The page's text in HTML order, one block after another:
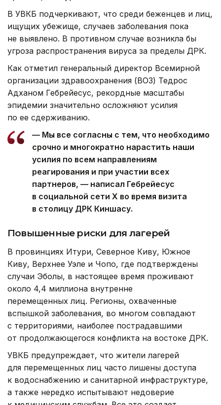
В УВКБ подчеркивают, что среди беженцев и лиц,
ищущих убежище, случаев заболевания пока
не выявлено. В противном случае возникла бы
угроза распространения вируса за пределы ДРК.
Как отметил генеральный директор Всемирной
организации здравоохранения (ВОЗ) Тедрос
Адханом Гебрейесус, рекордные масштабы
эпидемии значительно осложняют усилия
по ее сдерживанию.
— Мы все согласны с тем, что необходимо
срочно и многократно нарастить наши
усилия по всем направлениям
реагирования и при участии всех
партнеров, — написал Гебрейесус
в социальной сети Х во время визита
в столицу ДРК Киншасу.
Повышенные риски для лагерей
В провинциях Итури, Северное Киву, Южное
Киву, Верхнее Уэле и Чопо, где подтверждены
случаи Эболы, в настоящее время проживают
около 4,4 миллиона внутренне
перемещенных лиц. Регионы, охваченные
вспышкой заболевания, во многом совпадают
с территориями, наиболее пострадавшими
от продолжающегося конфликта на востоке ДРК.
УВКБ предупреждает, что жители лагерей
для перемещенных лиц часто лишены доступа
к водоснабжению и санитарной инфраструктуре,
а также нередко испытывают недоверие